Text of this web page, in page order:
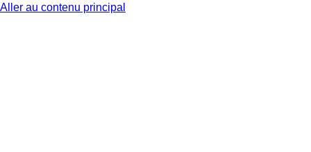
Aller au contenu principal